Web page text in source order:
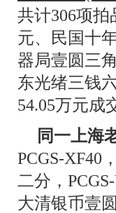
共计306项
元、民国十
器局壹圆三
东光绪三钱
54.05万元成
同一上海
PCGS-XF40
二分，
大清银币壹